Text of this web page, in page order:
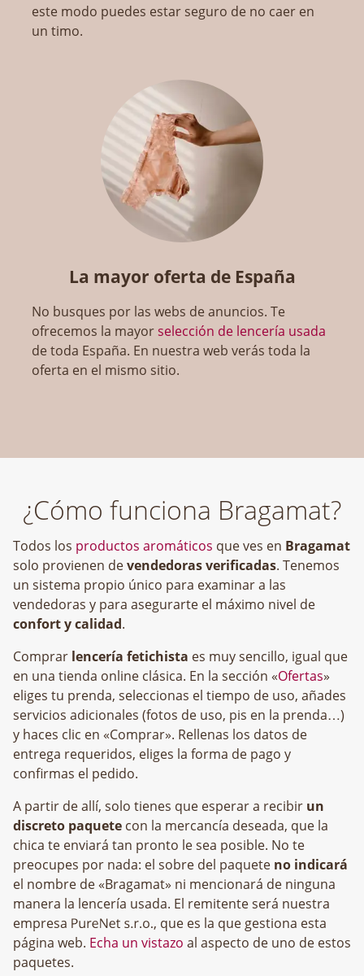
este modo puedes estar seguro de no caer en
un timo.
La mayor oferta de España
No busques por las webs de anuncios. Te
ofrecemos la mayorselección de lencería usada
de toda España. En nuestra web verás toda la
oferta en el mismo sitio.
¿Cómo funciona Bragamat?
Todos los productos aromáticos que ves en Bragamat
solo provienen devendedoras verificadas. Tenemos
un sistema propio único para examinar a las
vendedoras y para asegurarte el máximo nivel de
confort y calidad.
Comprar lencería fetichista es muy sencillo, igual que
en una tienda online clásica. En la sección «Ofertas»
eliges tu prenda, seleccionas el tiempo de uso, añades
servicios adicionales (fotos de uso, pis en la prenda…)
y haces clic en «Comprar». Rellenas los datos de
entrega requeridos, eliges la forma de pago y
confirmas el pedido.
A partir de allí, solo tienes que esperar a recibir un
discreto paquete con la mercancía deseada, que la
chica te enviará tan pronto le sea posible. No te
preocupes por nada: el sobre del paquete no indicará
el nombre de «Bragamat» ni mencionará de ninguna
manera la lencería usada. El remitente será nuestra
empresa
, que es la que gestiona esta
página web. Echa un vistazo al aspecto de uno de estos
paquetes.